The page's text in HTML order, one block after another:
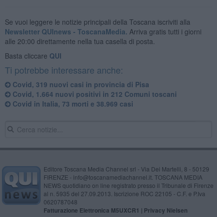
Se vuoi leggere le notizie principali della Toscana iscriviti alla
Newsletter QUInews - ToscanaMedia. Arriva gratis tutti i giorni
alle 20:00 direttamente nella tua casella di posta.
Basta cliccare QUI
Ti potrebbe interessare anche:
Covid, 319 nuovi casi in provincia di Pisa
Covid, 1.664 nuovi positivi in 212 Comuni toscani
Covid in Italia, 73 morti e 38.969 casi
Editore Toscana Media Channel srl - Via Dei Martelli, 8 - 50129
FIRENZE - info@toscanamediachannel.it. TOSCANA MEDIA
NEWS quotidiano on line registrato presso il Tribunale di Firenze
al n. 5935 del 27.09.2013. Iscrizione ROC 22105 - C.F. e P.Iva
0620787048
Fatturazione Elettronica M5UXCR1 | Privacy Nielsen